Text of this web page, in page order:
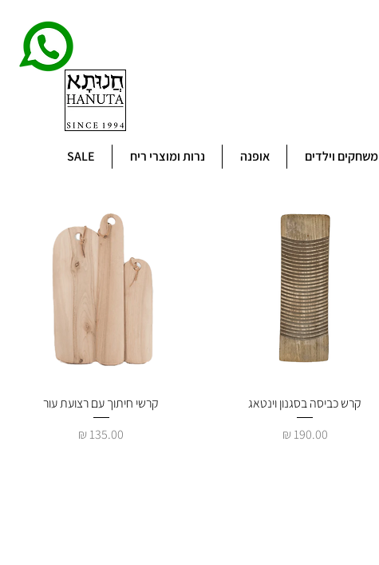
משחקים וילדים אופנה נרות ומוצרי ריח SALE
תצוגה מהירה
קרש כביסה בסגנון וינטאג
מחיר
תצוגה מהירה
קרשי חיתוך עם רצועת עור
מחיר